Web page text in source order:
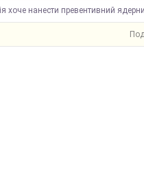
хоче нанести превентивний